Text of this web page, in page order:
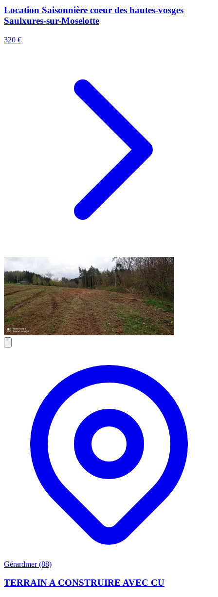
Location Saisonnière coeur des hautes-vosges
Saulxures-sur-Moselotte
320 €
Gérardmer (88)
TERRAIN A CONSTRUIRE AVEC CU